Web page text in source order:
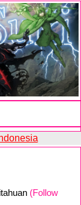
(Follow